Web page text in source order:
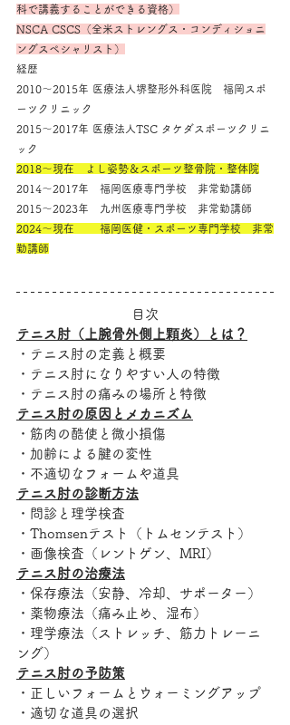
科で講義することができる資格）
NSCA CSCS（全米ストレングス・コンディショニ
ングスペシャリスト）
経歴
2010～2015年 医療法人堺整形外科医院　福岡スポ
ーツクリニック
2015～2017年 医療法人TSC タケダスポーツクリニ
ック
2018～現在　よし姿勢＆スポーツ整骨院・整体院
2014～2017年　福岡医療専門学校　非常勤講師
2015～2023年　九州医療専門学校　非常勤講師
2024～現在　　 福岡医健・スポーツ専門学校　非常
勤講師
目次
テニス肘（上腕骨外側上顆炎）とは？
・テニス肘の定義と概要
・テニス肘になりやすい人の特徴
・テニス肘の痛みの場所と特徴
テニス肘の原因とメカニズム
・筋肉の酷使と微小損傷
・加齢による腱の変性
・不適切なフォームや道具
テニス肘の診断方法
・問診と理学検査
・Thomsenテスト（トムセンテスト）
・画像検査（レントゲン、MRI）
テニス肘の治療法
・保存療法（安静、冷却、サポーター）
・薬物療法（痛み止め、湿布）
・理学療法（ストレッチ、筋力トレーニ
ング）
テニス肘の予防策
・正しいフォームとウォーミングアップ
・適切な道具の選択